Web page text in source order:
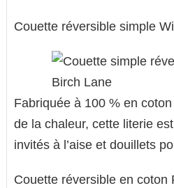
Couette réversible simple
Fabriquée à 100 % en
de la chaleur, cette literie
invités à l’aise et douillets
Couette réversible en coton